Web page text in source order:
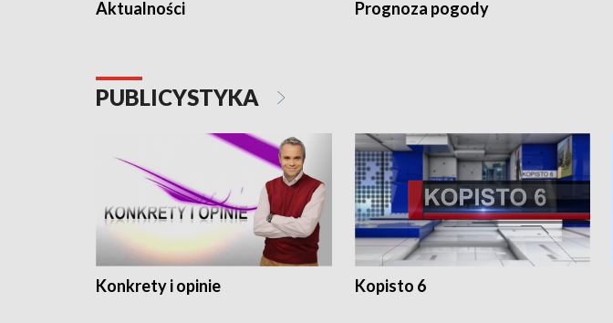
Aktualności Prognoza pogody
PUBLICYSTYKA
Konkrety i opinie Kopisto 6